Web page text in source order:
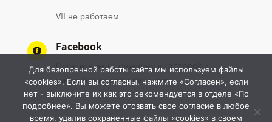
VII не работаем
 Facebook
Посетите нашу страницу в Facebook и
узнавайте новости первыми
Для безопречной работы сайта мы используем файлы
«cookies». Если вы согласны, нажмите «Согласен», если
нет - выключите их как это рекомендуется в отделе «По
подробнее». Вы можете отозвать свое согласие в любое
время, удалив сохраненные файлы «cookies» в своем